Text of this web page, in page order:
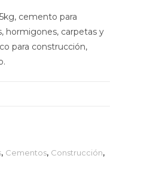
cemento para
hormigones, carpetas y
para construcción,
, Cementos, Construcción,